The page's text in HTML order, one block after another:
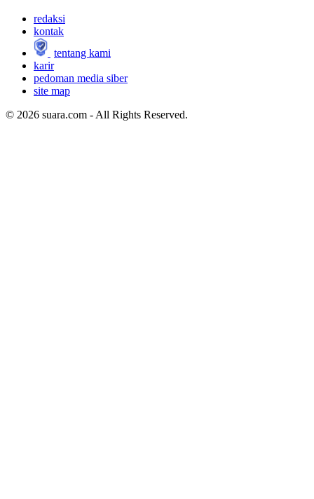
redaksi
kontak
tentang kami
karir
pedoman media siber
site map
© 2026 suara.com - All Rights Reserved.